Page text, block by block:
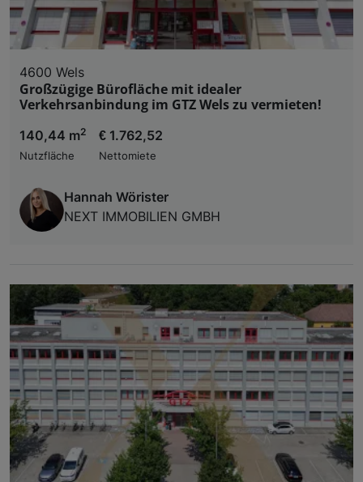
4600 Wels
Großzügige Bürofläche mit idealer
Verkehrsanbindung im GTZ Wels zu vermieten!
140,44 m2
Nutzfläche
€ 1.762,52
Nettomiete
Hannah Wörister
NEXT IMMOBILIEN GMBH